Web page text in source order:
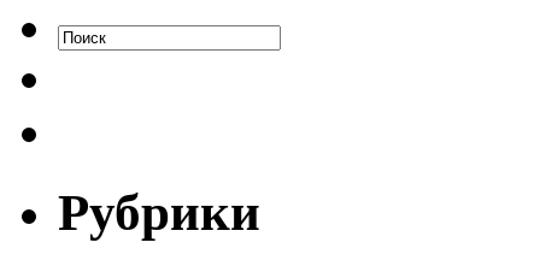
Рубрики